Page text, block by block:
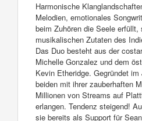
Harmonische
Melodien, emotionales
beim Zuhören die Seele
musikalischen Zutaten des
Das Duo besteht aus der
Michelle Gonzalez und dem
Kevin Etheridge. Gegründet
beiden mit ihrer zauberhaften
Millionen von Streams auf
erlangen. Tendenz steigend!
sie bereits als Support für